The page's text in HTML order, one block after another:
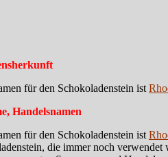
für den Schokoladenstein ist
Handelsnamen
für den Schokoladenstein ist
die immer noch